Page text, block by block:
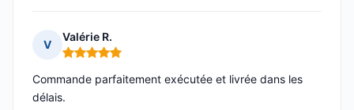
V
Valérie R.
Note : 5 sur 5
Commande parfaitement exécutée et livrée dans les
délais.